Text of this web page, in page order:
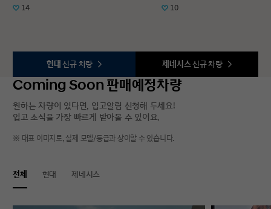
14 10
현대 신규 차량 제네시스 신규 차량
Coming Soon 판매예정차량
원하는 차량이 있다면, 입고알림 신청해 두세요!
입고 소식을 가장 빠르게 받아볼 수 있어요.
※ 대표 이미지로, 실제 모델/등급과 상이할 수 있습니다.
전체 현대 제네시스